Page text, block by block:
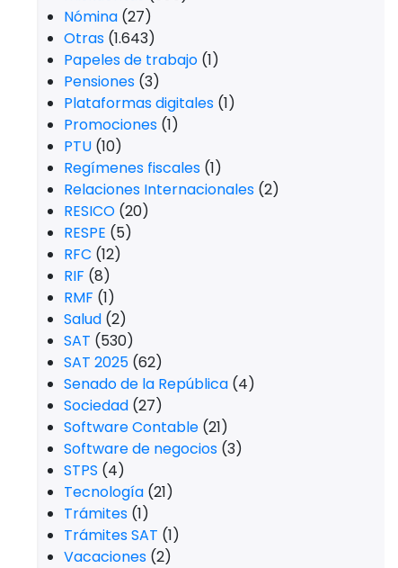
Nómina (27)
Otras (1.643)
Papeles de trabajo (1)
Pensiones (3)
Plataformas digitales (1)
Promociones (1)
PTU (10)
Regímenes fiscales (1)
Relaciones Internacionales (2)
RESICO (20)
RESPE (5)
RFC (12)
RIF (8)
RMF (1)
Salud (2)
SAT (530)
SAT 2025 (62)
Senado de la República (4)
Sociedad (27)
Software Contable (21)
Software de negocios (3)
STPS (4)
Tecnología (21)
Trámites (1)
Trámites SAT (1)
Vacaciones (2)